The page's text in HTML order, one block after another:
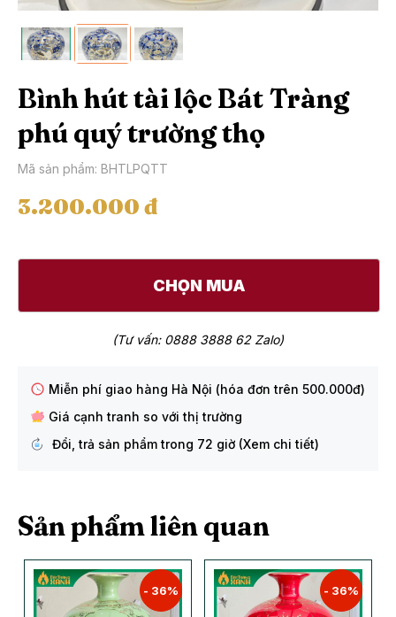
Bình hút tài lộc Bát Tràng
phú quý trường thọ
Mã sản phẩm: BHTLPQTT
3.200.000 đ
CHỌN MUA
(Tư vấn: 0888 3888 62 Zalo)
Miễn phí giao hàng Hà Nội (hóa đơn trên 500.000đ)
Giá cạnh tranh so với thị trường
Đổi, trả sản phẩm trong 72 giờ (Xem chi tiết)
Sản phẩm liên quan
- 36% - 36%